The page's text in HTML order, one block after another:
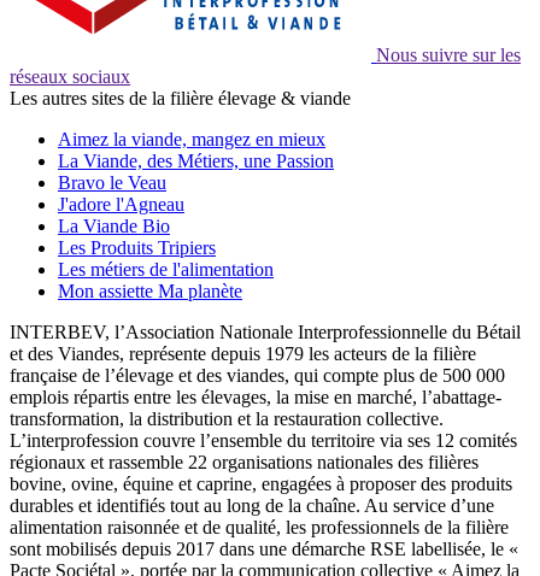
Nous suivre sur les
réseaux sociaux
Les autres sites de la filière élevage & viande
Aimez la viande, mangez en mieux
La Viande, des Métiers, une Passion
Bravo le Veau
J'adore l'Agneau
La Viande Bio
Les Produits Tripiers
Les métiers de l'alimentation
Mon assiette Ma planète
INTERBEV, l’Association Nationale Interprofessionnelle du Bétail
et des Viandes, représente depuis 1979 les acteurs de la filière
française de l’élevage et des viandes, qui compte plus de 500 000
emplois répartis entre les élevages, la mise en marché, l’abattage-
transformation, la distribution et la restauration collective.
L’interprofession couvre l’ensemble du territoire via ses 12 comités
régionaux et rassemble 22 organisations nationales des filières
bovine, ovine, équine et caprine, engagées à proposer des produits
durables et identifiés tout au long de la chaîne. Au service d’une
alimentation raisonnée et de qualité, les professionnels de la filière
sont mobilisés depuis 2017 dans une démarche RSE labellisée, le «
Pacte Sociétal », portée par la communication collective « Aimez la